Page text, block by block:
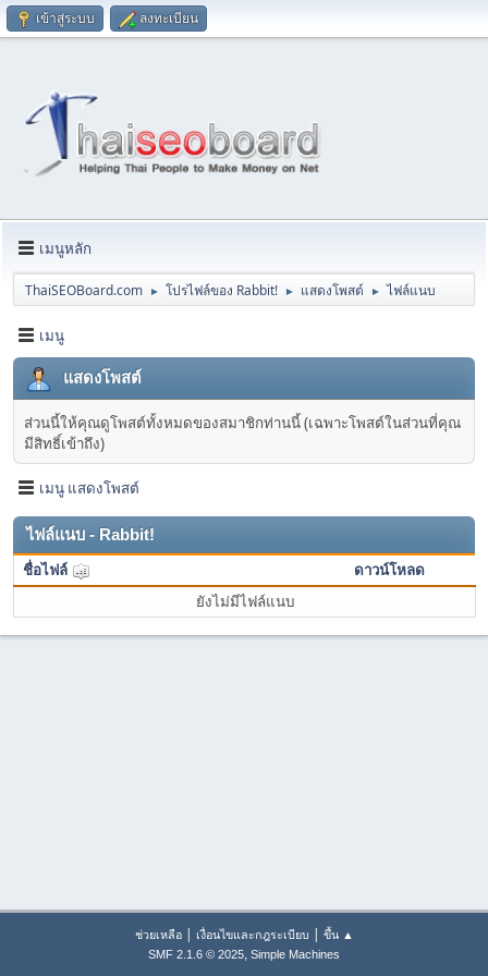
เข้าสู่ระบบ ลงทะเบียน
เมนูหลัก
ThaiSEOBoard.com ► โปรไฟล์ของ Rabbit! ► แสดงโพสต์ ► ไฟล์แนบ
เมนู
แสดงโพสต์
ส่วนนี้ให้คุณดูโพสต์ทั้งหมดของสมาชิกท่านนี้ (เฉพาะโพสต์ในส่วนที่คุณ
มีสิทธิ์เข้าถึง)
เมนู แสดงโพสต์
ไฟล์แนบ - Rabbit!
ชื่อไฟล์
ดาวน์โหลด
ยังไม่มีไฟล์แนบ
ช่วยเหลือ| เงื่อนไขและกฎระเบียบ | ขึ้น ▲
SMF 2.1.6 © 2025, Simple Machines